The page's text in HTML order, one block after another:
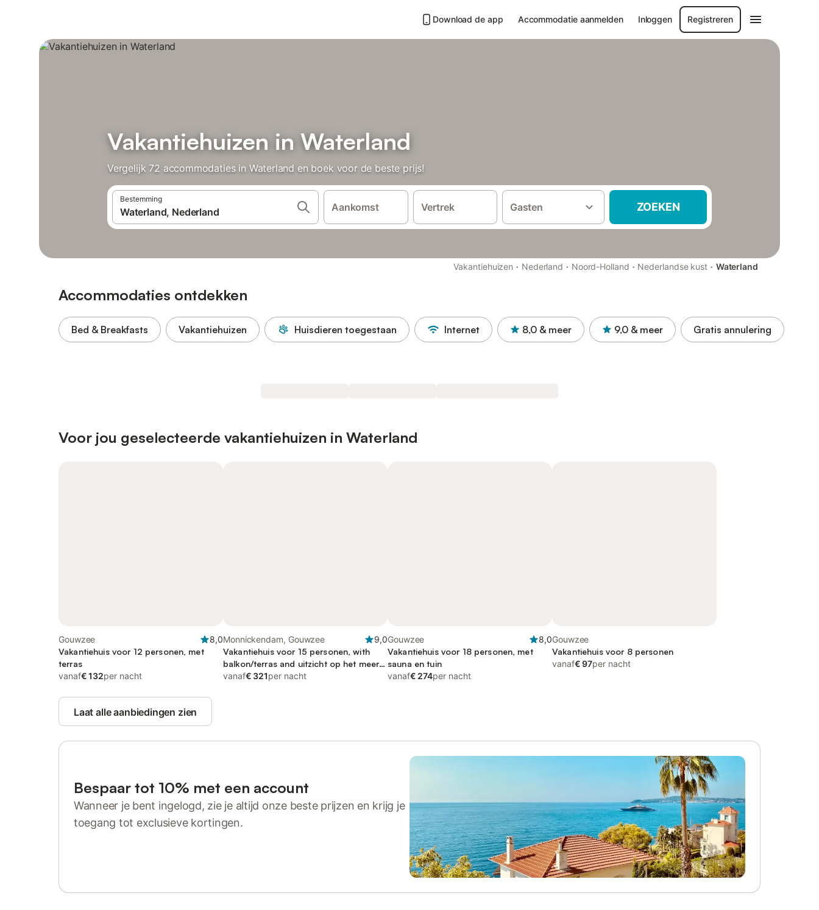
Download de app Accommodatie aanmelden Inloggen Registreren
Vakantiehuizen in Waterland
Vergelijk 72 accommodaties in Waterland en boek voor de beste prijs!
Bestemming
Aankomst Vertrek Gasten ZOEKEN
Vakantiehuizen · Nederland · Noord-Holland · Nederlandse kust · Waterland
Accommodaties ontdekken
Bed & Breakfasts Vakantiehuizen Huisdieren toegestaan Internet 8,0 & meer 9,0 & meer Gratis annulering
Voor jou geselecteerde vakantiehuizen in Waterland
Gouwzee
8,0
Vakantiehuis voor 12 personen, met
terras
vanaf€ 132per nacht
Monnickendam, Gouwzee
9,0
Vakantiehuis voor 15 personen, with
balkon/terras and uitzicht op het meer
as well as terras
vanaf€ 321per nacht
Gouwzee
8,0
Vakantiehuis voor 18 personen, met
sauna en tuin
vanaf€ 274per nacht
Gouwzee
Vakantiehuis voor 8 personen
vanaf€ 97per nacht
Laat alle aanbiedingen zien
Bespaar tot 10% met een account
Wanneer je bent ingelogd, zie je altijd onze beste prijzen en krijg je
toegang tot exclusieve kortingen.